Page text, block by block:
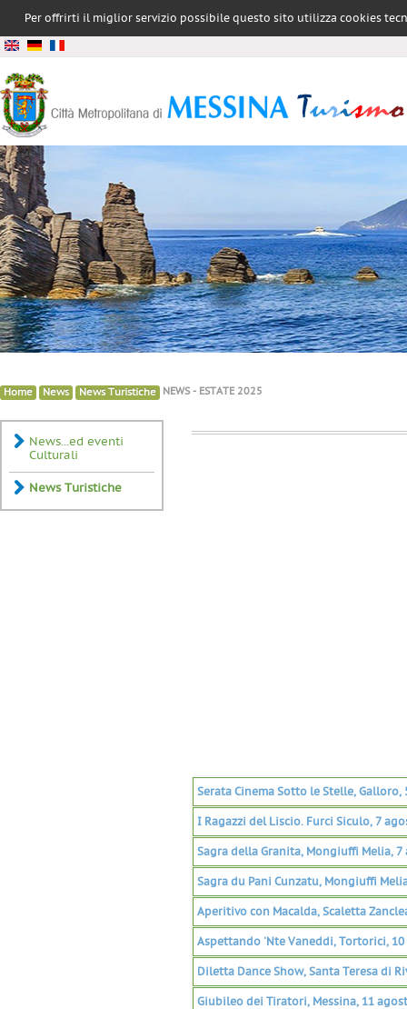
Per offrirti il miglior servizio possibile questo sito utilizza cookies
conformità
Home» News» News Turistiche» NEWS - ESTATE 2025
Serata Cinema Sotto le Stelle,
I Ragazzi del Liscio. Furci Siculo, 7
Sagra della Granita, Mongiuffi Melia, 7
Sagra du Pani Cunzatu, Mongiuffi
Aperitivo con Macalda, Scaletta
Aspettando 'Nte Vaneddi, Tortorici,
Diletta Dance Show, Santa Teresa di
Giubileo dei Tiratori, Messina, 11
News...ed eventi
Culturali
News Turistiche